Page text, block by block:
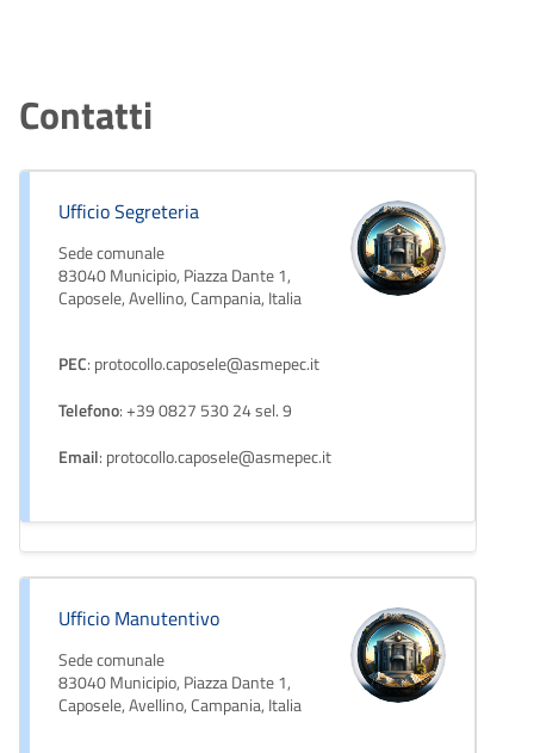
Contatti
Ufficio Segreteria
Sede comunale
83040 Municipio, Piazza Dante 1,
Caposele, Avellino, Campania, Italia
PEC: protocollo.caposele@asmepec.it
Telefono: +39 0827 530 24 sel. 9
Email: protocollo.caposele@asmepec.it
Ufficio Manutentivo
Sede comunale
83040 Municipio, Piazza Dante 1,
Caposele, Avellino, Campania, Italia